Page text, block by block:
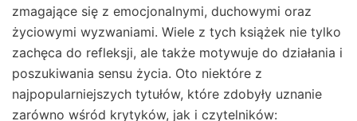
zmagające się z emocjonalnymi, duchowymi oraz
życiowymi wyzwaniami. Wiele z tych książek nie tylko
zachęca do refleksji, ale także motywuje do działania i
poszukiwania sensu życia. Oto niektóre z
najpopularniejszych tytułów, które zdobyły uznanie
zarówno wśród krytyków, jak i czytelników: